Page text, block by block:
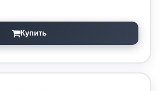
Купить